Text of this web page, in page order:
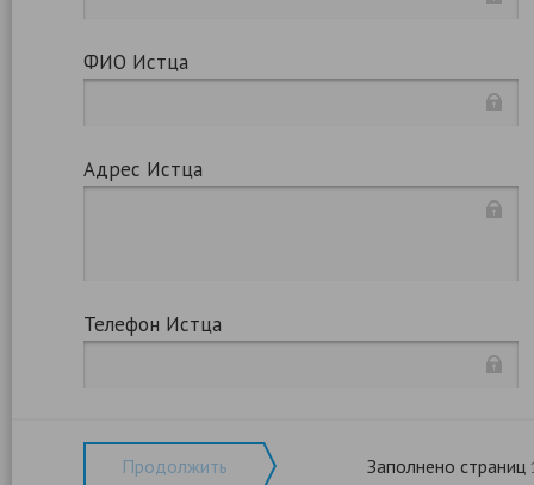
ФИО Истца
Адрес Истца
Телефон Истца
Продолжить Заполнено страниц